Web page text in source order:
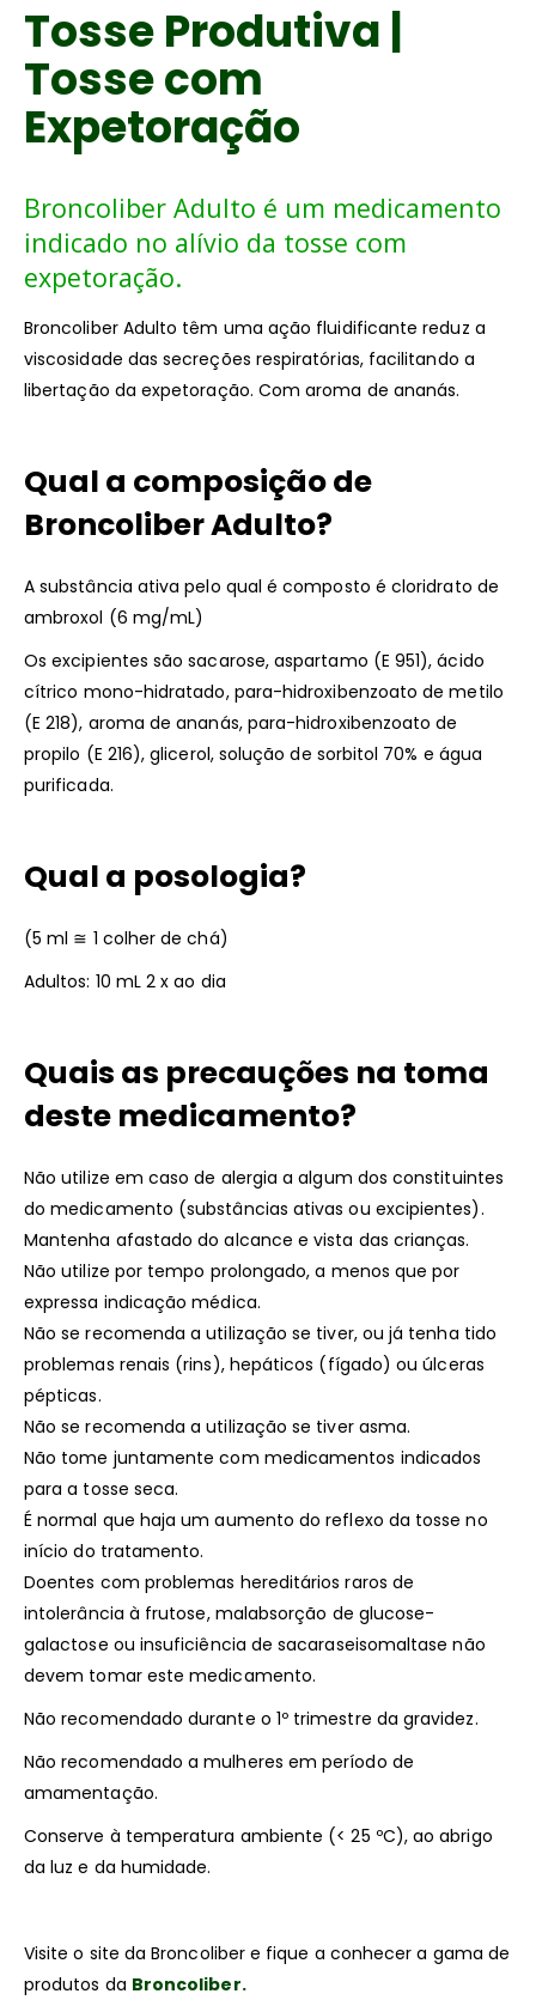
Tosse Produtiva |
Tosse com
Expetoração
Broncoliber Adulto é um medicamento
indicado no alívio da tosse com
expetoração.
Broncoliber Adulto têm uma ação fluidificante reduz a
viscosidade das secreções respiratórias, facilitando a
libertação da expetoração. Com aroma de ananás.
Qual a composição de
Broncoliber Adulto?
A substância ativa pelo qual é composto é cloridrato de
ambroxol (6 mg/mL)
Os excipientes são sacarose, aspartamo (E 951), ácido
cítrico mono-hidratado, para-hidroxibenzoato de metilo
(E 218), aroma de ananás, para-hidroxibenzoato de
propilo (E 216), glicerol, solução de sorbitol 70% e água
purificada.
Qual a posologia?
(5 ml ≅ 1 colher de chá)
Adultos: 10 mL 2 x ao dia
Quais as precauções na toma
deste medicamento?
Não utilize em caso de alergia a algum dos constituintes
do medicamento (substâncias ativas ou excipientes).
Mantenha afastado do alcance e vista das crianças.
Não utilize por tempo prolongado, a menos que por
expressa indicação médica.
Não se recomenda a utilização se tiver, ou já tenha tido
problemas renais (rins), hepáticos (fígado) ou úlceras
pépticas.
Não se recomenda a utilização se tiver asma.
Não tome juntamente com medicamentos indicados
para a tosse seca.
É normal que haja um aumento do reflexo da tosse no
início do tratamento.
Doentes com problemas hereditários raros de
intolerância à frutose, malabsorção de glucose-
galactose ou insuficiência de sacaraseisomaltase não
devem tomar este medicamento.
Não recomendado durante o 1º trimestre da gravidez.
Não recomendado a mulheres em período de
amamentação.
Conserve à temperatura ambiente (< 25 ºC), ao abrigo
da luz e da humidade.
Visite o site da Broncoliber e fique a conhecer a gama de
produtos da Broncoliber.